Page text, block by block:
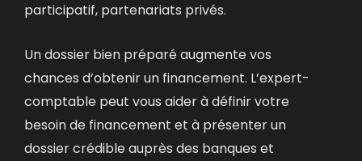
participatif, partenariats privés.
Un dossier bien préparé augmente vos
chances d’obtenir un financement. L’expert-
comptable peut vous aider à définir votre
besoin de financement et à présenter un
dossier crédible auprès des banques et